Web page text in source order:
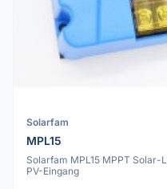
Solarfam
MPL15
Solarfam MPL15 MPPT Solar-
PV-Eingang